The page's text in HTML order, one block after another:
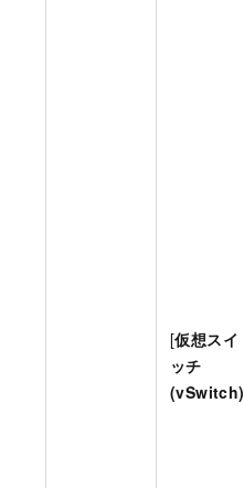
[仮想スイ
ッチ
(vSwitch)